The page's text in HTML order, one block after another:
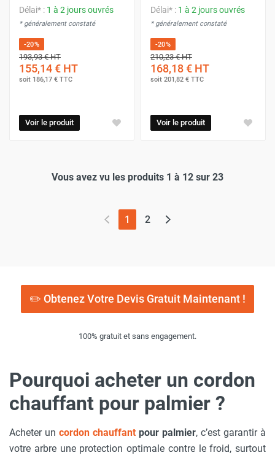
Délai* : 1 à 2 jours ouvrés
* généralement constaté
-20%
193,93 €HT
155,14 € HT
soit 186,17 € TTC
Voir le produit
Délai* : 1 à 2 jours ouvrés
* généralement constaté
-20%
210,23 €HT
168,18 € HT
soit 201,82 € TTC
Voir le produit
Vous avez vu les produits 1 à 12 sur 23
1 (page actuelle)
2
✏️ Obtenez Votre Devis Gratuit Maintenant !
100% gratuit et sans engagement.
Pourquoi acheter un cordon
chauffant pour palmier ?
Acheter un cordon chauffant pour palmier, c’est garantir à
votre arbre une protection optimale contre le froid, surtout